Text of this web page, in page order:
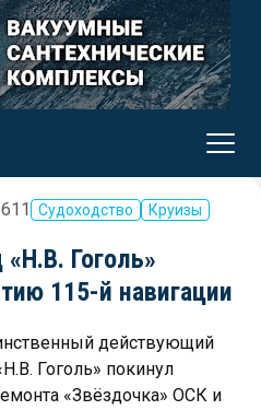
Судоходство Круизы
Гоголь»
115-й навигации
действующий
Гоголь» покинул
«Звёздочка» ОСК и